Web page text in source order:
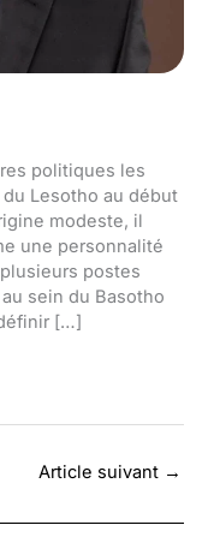
politiques les
Lesotho au début
modeste, il
une personnalité
postes
sein du Basotho
[…]
Article suivant →